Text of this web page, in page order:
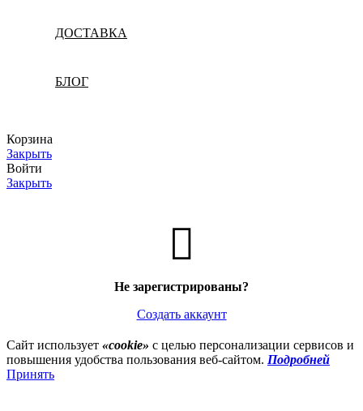
ДОСТАВКА
БЛОГ
Корзина
Закрыть
Войти
Закрыть
Не зарегистрированы?
Создать аккаунт
Сайт использует «cookie» с целью персонализации сервисов и
повышения удобства пользования веб-сайтом. Подробней
Принять